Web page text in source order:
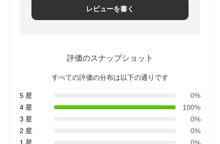
レビューを書く
評価のスナップショット
すべての評価の分布は以下の通りです
5 星
0%
4 星
100%
3 星
0%
2 星
0%
1 星
0%